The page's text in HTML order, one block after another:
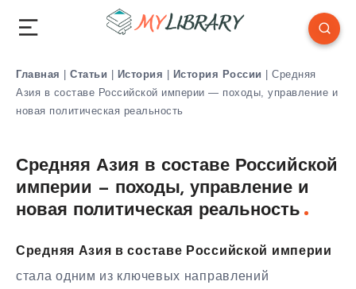
Главная | Статьи | История | История России | Средняя
Азия в составе Российской империи — походы, управление и
новая политическая реальность
Средняя Азия в составе Российской
империи — походы, управление и
новая политическая реальность
Средняя Азия в составе Российской империи
стала одним из ключевых направлений